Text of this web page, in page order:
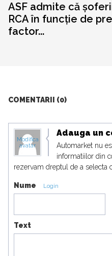
ASF admite că
RCA în funcție de
factor...
COMENTARII (0)
Modifica
avatar
Adauga un
Automarket nu
informatiilor din
rezervam dreptul de a selecta
Nume Login
Text